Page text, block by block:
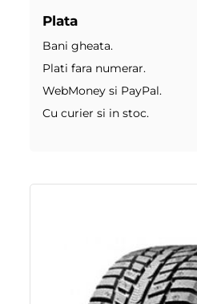
Plata
Bani gheata.
Plati fara numerar.
WebMoney si PayPal.
Cu curier si in stoc.